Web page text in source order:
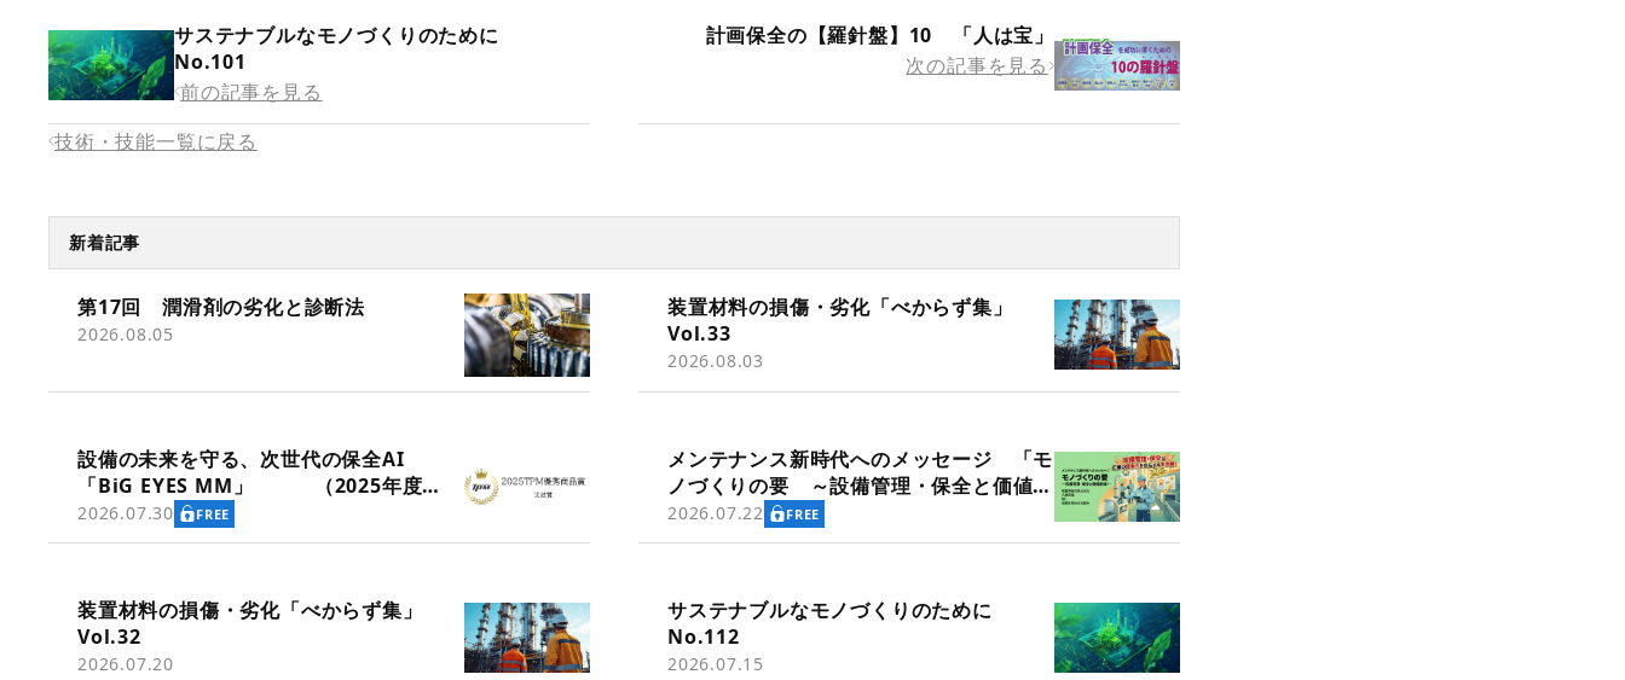
サステナブルなモノづくりのために
No.101
前の記事を見る
計画保全の【羅針盤】10 「人は宝」
次の記事を見る
技術・技能一覧に戻る
新着記事
第17回 潤滑剤の劣化と診断法
2026.08.05
装置材料の損傷・劣化「べからず集」
Vol.33
2026.08.03
設備の未来を守る、次世代の保全AI
「BiG EYES MM」 （2025年度
TPM優秀商品賞 実効賞受賞）
2026.07.30 FREE
メンテナンス新時代へのメッセージ 「モ
ノづくりの要 ～設備管理・保全と価値創
造～」
2026.07.22 FREE
装置材料の損傷・劣化「べからず集」
Vol.32
2026.07.20
サステナブルなモノづくりのために
No.112
2026.07.15